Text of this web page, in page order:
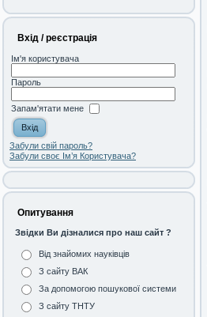
Вхід / реєстрація
Ім'я користувача
Пароль
Запам'ятати мене
Забули свій пароль?
Забули своє Ім’я Користувача?
Опитування
Звідки Ви дізналися про наш сайт ?
Від знайомих науківців
З сайту ВАК
За допомогою пошукової системи
З сайту ТНТУ